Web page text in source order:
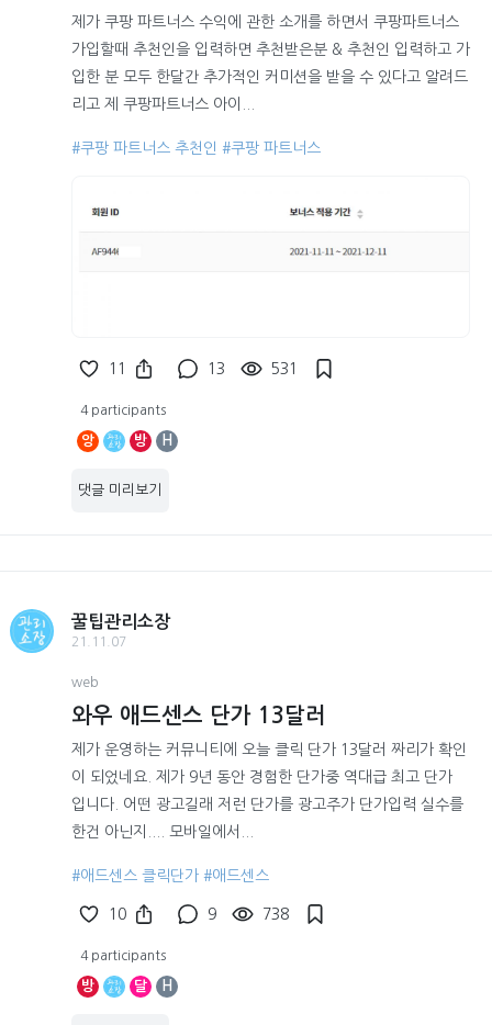
제가 쿠팡 파트너스 수익에 관한 소개를 하면서 쿠팡파트너스
가입할때 추천인을 입력하면 추천받은분 & 추천인 입력하고 가
입한 분 모두 한달간 추가적인 커미션을 받을 수 있다고 알려드
리고 제 쿠팡파트너스 아이...
#쿠팡 파트너스 추천인 #쿠팡 파트너스
11 13 531
4 participants
앙 방 H
댓글 미리보기
꿀팁관리소장
21.11.07
web
와우 애드센스 단가 13달러
제가 운영하는 커뮤니티에 오늘 클릭 단가 13달러 짜리가 확인
이 되었네요. 제가 9년 동안 경험한 단가중 역대급 최고 단가
입니다. 어떤 광고길래 저런 단가를 광고주가 단가입력 실수를
한건 아닌지.... 모바일에서...
#애드센스 클릭단가 #애드센스
10 9 738
4 participants
방 달 H